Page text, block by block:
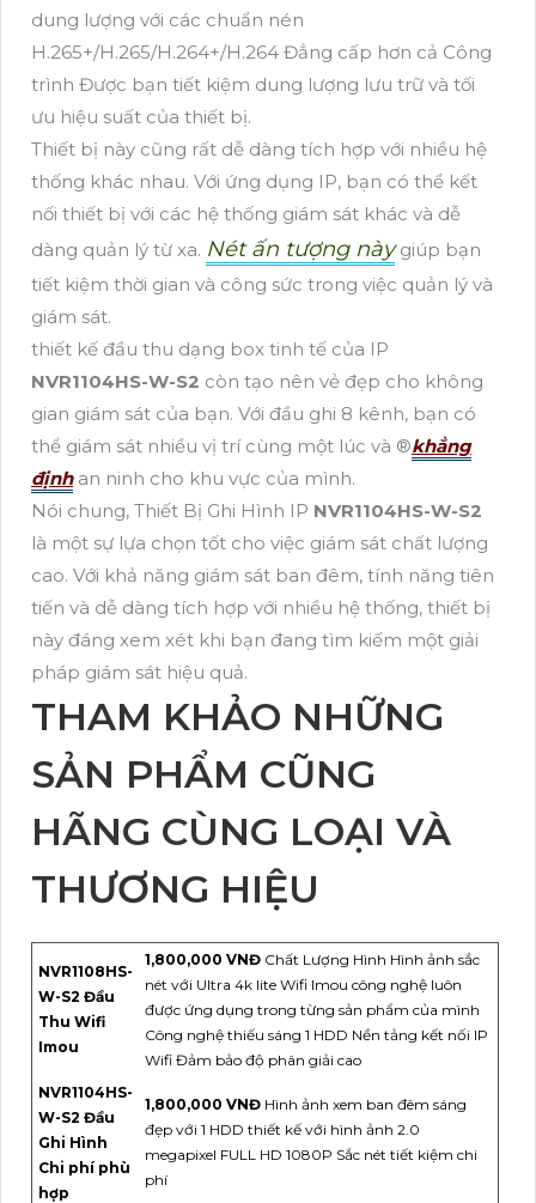
dung lượng với các chuẩn nén
H.265+/H.265/H.264+/H.264 Đẳng cấp hơn cả Công
trình Được bạn tiết kiệm dung lượng lưu trữ và tối
ưu hiệu suất của thiết bị.
Thiết bị này cũng rất dễ dàng tích hợp với nhiều hệ
thống khác nhau. Với ứng dụng IP, bạn có thể kết
nối thiết bị với các hệ thống giám sát khác và dễ
dàng quản lý từ xa. Nét ấn tượng nàygiúp bạn
tiết kiệm thời gian và công sức trong việc quản lý và
giám sát.
thiết kế đầu thu dạng box tinh tế của IP
NVR1104HS-W-S2 còn tạo nên vẻ đẹp cho không
gian giám sát của bạn. Với đầu ghi 8 kênh, bạn có
thể giám sát nhiều vị trí cùng một lúc và ®️khẳng
địnhan ninh cho khu vực của mình.
Nói chung, Thiết Bị Ghi Hình IP NVR1104HS-W-S2
là một sự lựa chọn tốt cho việc giám sát chất lượng
cao. Với khả năng giám sát ban đêm, tính năng tiên
tiến và dễ dàng tích hợp với nhiều hệ thống, thiết bị
này đáng xem xét khi bạn đang tìm kiếm một giải
pháp giám sát hiệu quả.
THAM KHẢO NHỮNG
SẢN PHẨM CŨNG
HÃNG CÙNG LOẠI VÀ
THƯƠNG HIỆU
NVR1108HS-
W-S2 Đầu
Thu Wifi
Imou
1,800,000 VNĐ Chất Lượng Hình Hình ảnh sắc
nét với Ultra 4k lite Wifi Imou công nghệ luôn
được ứng dụng trong từng sản phẩm của mình
Công nghệ thiếu sáng 1 HDD Nền tảng kết nối IP
Wifi Đảm bảo độ phân giải cao
NVR1104HS-
W-S2 Đầu
Ghi Hình
Chi phí phù
hợp
1,800,000 VNĐ Hình ảnh xem ban đêm sáng
đẹp với 1 HDD thiết kế với hình ảnh 2.0
megapixel FULL HD 1080P Sắc nét tiết kiệm chi
phí